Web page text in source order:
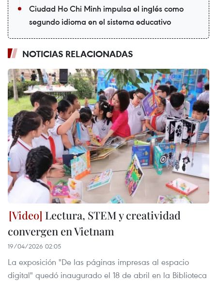
Ciudad Ho Chi Minh impulsa el inglés como
segundo idioma en el sistema educativo
NOTICIAS RELACIONADAS
Lectura, STEM y creatividad
convergen en Vietnam
19/04/2026 02:05
La exposición "De las páginas impresas al espacio
digital" quedó inaugurado el 18 de abril en la Biblioteca